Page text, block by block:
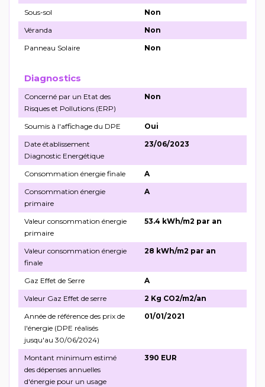
Sous-sol
Non
Véranda
Non
Panneau Solaire
Non
Diagnostics
Concerné par un Etat des
Risques et Pollutions (ERP)
Non
Soumis à l'affichage du DPE
Oui
Date établissement
Diagnostic Energétique
23/06/2023
Consommation énergie finale
A
Consommation énergie
primaire
A
Valeur consommation énergie
primaire
53.4 kWh/m2 par an
Valeur consommation énergie
finale
28 kWh/m2 par an
Gaz Effet de Serre
A
Valeur Gaz Effet de serre
2 Kg CO2/m2/an
Année de référence des prix de
l'énergie (DPE réalisés
jusqu'au 30/06/2024)
01/01/2021
Montant minimum estimé
des dépenses annuelles
d'énergie pour un usage
390 EUR